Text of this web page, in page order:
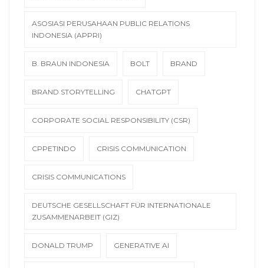
ASOSIASI PERUSAHAAN PUBLIC RELATIONS
INDONESIA (APPRI)
B. BRAUN INDONESIA BOLT BRAND
BRAND STORYTELLING CHATGPT
CORPORATE SOCIAL RESPONSIBILITY (CSR)
CPPETINDO CRISIS COMMUNICATION
CRISIS COMMUNICATIONS
DEUTSCHE GESELLSCHAFT FÜR INTERNATIONALE
ZUSAMMENARBEIT (GIZ)
DONALD TRUMP GENERATIVE AI